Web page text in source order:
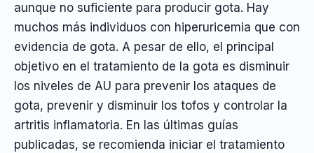
aunque no suficiente para producir gota. Hay
muchos más individuos con hiperuricemia que con
evidencia de gota. A pesar de ello, el principal
objetivo en el tratamiento de la gota es disminuir
los niveles de AU para prevenir los ataques de
gota, prevenir y disminuir los tofos y controlar la
artritis inflamatoria. En las últimas guías
publicadas, se recomienda iniciar el tratamiento